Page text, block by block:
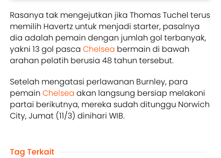
Rasanya tak mengejutkan jika Thomas Tuchel terus
memilih Havertz untuk menjadi starter, pasalnya
dia adalah pemain dengan jumlah gol terbanyak,
yakni 13 gol pasca Chelsea bermain di bawah
arahan pelatih berusia 48 tahun tersebut.
Setelah mengatasi perlawanan Burnley, para
pemain Chelsea akan langsung bersiap melakoni
partai berikutnya, mereka sudah ditunggu Norwich
City, Jumat (11/3) dinihari WIB.
Tag Terkait